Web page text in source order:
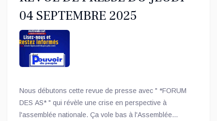
04 SEPTEMBRE 2025
Nous débutons cette revue de presse avec " *FORUM
DES AS* " qui révèle une crise en perspective à
l'assemblée nationale. Ça vole bas à l'Assemblée